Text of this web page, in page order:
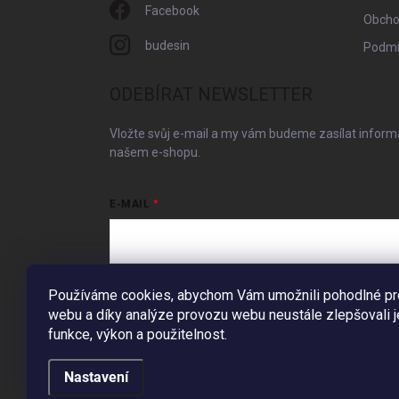
Používáme cookies, abychom Vám umožnili pohodlné
webu a díky analýze provozu webu neustále zlepšovali
funkce, výkon a použitelnost.
Nastavení
Facebook
budesin
Vložte svůj e-mail a my vám budeme zasílat
našem e-shopu.
E-MAIL
Vložením e-mailu souhlasíte spodmínkami ochrany
Přihlásit se